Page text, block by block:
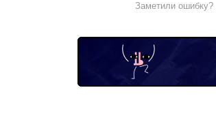
Заметили